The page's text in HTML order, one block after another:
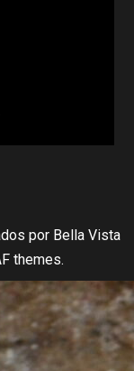
por Bella Vista
themes.